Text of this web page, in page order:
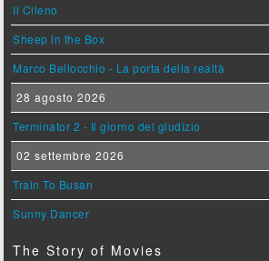
Il Cileno
Sheep in the Box
Marco Bellocchio - La porta della realtà
28 agosto 2026
Terminator 2 - Il giorno del giudizio
02 settembre 2026
Train To Busan
Sunny Dancer
The Story of Movies